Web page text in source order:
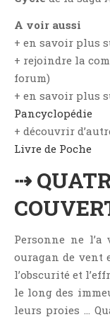
Aventure
Bande Dessinée
Bibliothèque De A À
Bilan
Biographie
Bit-Lit
C'est Lundi, Que
Chick-Lit
Classique
Comédie
Concours
Conte
Contemporain
Coup De Coeur
A voir aussi
+ en savoir plus
+ rejoindre la
forum)
+ en savoir plus
Pancyclopédie
+ découvrir
Livre de Poche
⇢
Personne ne l’a
ouragan de vent
l’obscurité et
le long des
leurs proies …